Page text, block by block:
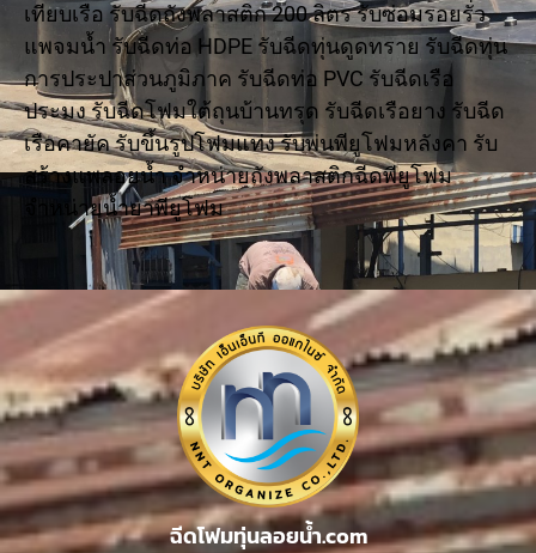
เทียบเรือ รับฉีดถังพลาสติก 200 ลิตร รับซ่อมรอยรั่ว
แพจมน้ำ รับฉีดท่อ HDPE รับฉีดทุ่นดูดทราย รับฉีดทุ่น
การประปาส่วนภูมิภาค รับฉีดท่อ PVC รับฉีดเรือ
ประมง รับฉีดโฟมใต้ถุนบ้านทรุด รับฉีดเรือยาง รับฉีด
เรือคายัค รับขึ้นรูปโฟมแท่ง รับพ่นพียูโฟมหลังคา รับ
สร้างแพลอยน้ำ จำหน่ายถังพลาสติกฉีดพียูโฟม
จำหน่ายน้ำยาพียูโฟม
ฉีดโฟมทุ่นลอยน้ำ.com